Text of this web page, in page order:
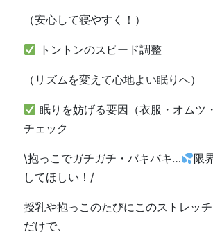
（安心して寝やすく！）
トントンのスピード調整
（リズムを変えて心地よい眠りへ）
眠りを妨げる要因（衣服・オムツ
チェック
\抱っこでガチガチ・バキバキ…
限
してほしい！/
授乳や抱っこのたびにこのストレッ
だけで、